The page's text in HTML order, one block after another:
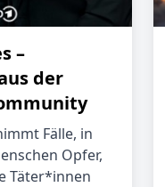
–
der
Fälle, in
Opfer,
Täter*innen